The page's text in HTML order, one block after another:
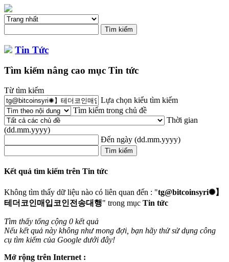
Tin Tức
Tìm kiếm nâng cao mục Tin tức
Từ tìm kiếm
Lựa chọn kiểu tìm kiếm
Tìm kiếm trong chủ đề
Thời gian
(dd.mm.yyyy)
Đến ngày (dd.mm.yyyy)
Kết quả tìm kiếm trên Tin tức
Không tìm thấy dữ liệu nào có liên quan đến : "tg@bitcoinsyri✺】
테더코인매입코인전송대행" trong mục Tin tức
Tìm thấy tổng cộng 0 kết quả
Nếu kết quả này không như mong đợi, bạn hãy thử sử dụng công
cụ tìm kiếm của Google dưới đây!
Mở rộng trên Internet :